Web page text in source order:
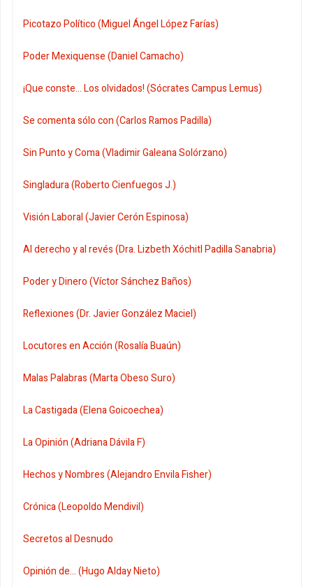
Picotazo Político (Miguel Ángel López Farías)
Poder Mexiquense (Daniel Camacho)
¡Que conste... Los olvidados! (Sócrates Campus Lemus)
Se comenta sólo con (Carlos Ramos Padilla)
Sin Punto y Coma (Vladimir Galeana Solórzano)
Singladura (Roberto Cienfuegos J.)
Visión Laboral (Javier Cerón Espinosa)
Al derecho y al revés (Dra. Lizbeth Xóchitl Padilla Sanabria)
Poder y Dinero (Víctor Sánchez Baños)
Reflexiones (Dr. Javier González Maciel)
Locutores en Acción (Rosalía Buaún)
Malas Palabras (Marta Obeso Suro)
La Castigada (Elena Goicoechea)
La Opinión (Adriana Dávila F)
Hechos y Nombres (Alejandro Envila Fisher)
Crónica (Leopoldo Mendivil)
Secretos al Desnudo
Opinión de... (Hugo Alday Nieto)